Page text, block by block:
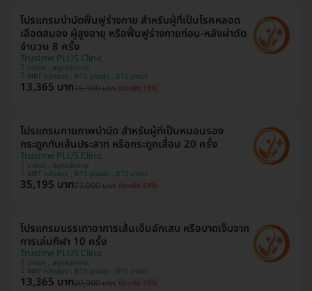
โปรแกรมบำบัดฟื้นฟูร่างกาย สำหรับผู้ที่เป็นโรคหลอด
เลือดสมอง ผู้สูงอายุ หรือฟื้นฟูร่างกายก่อน-หลังผ่าตัด
จำนวน 8 ครั้ง
Trustme PLUS Clinic
บางแค , สมุทรปราการ
MRT หลักสอง , BTS อุดมสุข , BTS บางนา
13,365 บาท15,100 บาท ประหยัด 11%
โปรแกรมกายภาพบำบัด สำหรับผู้ที่เป็นหมอนรอง
กระดูกทับเส้นประสาท หรือกระดูกเสื่อม 20 ครั้ง
Trustme PLUS Clinic
บางแค , สมุทรปราการ
MRT หลักสอง , BTS อุดมสุข , BTS บางนา
35,195 บาท77,000 บาท ประหยัด 54%
โปรแกรมบรรเทาอาการเส้นเอ็นอักเสบ หรือบาดเจ็บจาก
การเล่นกีฬา 10 ครั้ง
Trustme PLUS Clinic
บางแค , สมุทรปราการ
MRT หลักสอง , BTS อุดมสุข , BTS บางนา
13,365 บาท20,000 บาท ประหยัด 33%